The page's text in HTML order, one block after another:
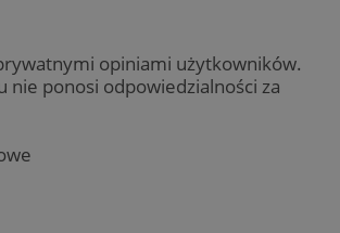
opiniami użytkowników.
nie ponosi odpowiedzialności za